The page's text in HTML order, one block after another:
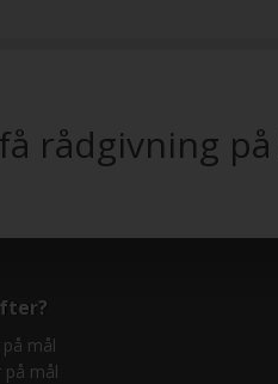
rådgivning på
mål
mål